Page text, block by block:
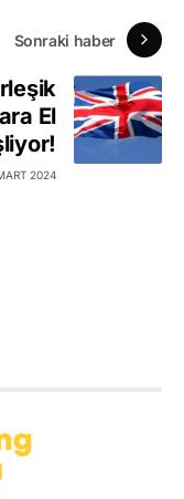
Sonraki haber
El
2024